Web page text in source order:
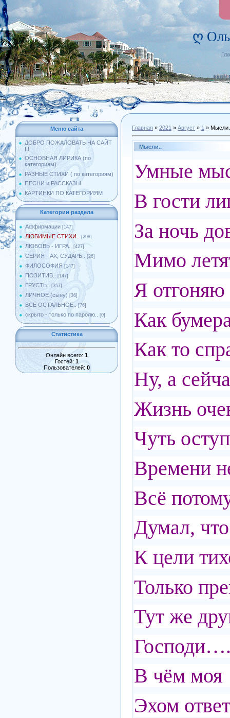
ღ
Меню сайта
ДОБРО ПОЖАЛОВАТЬ НА САЙТ
!!!
ОСНОВНАЯ ЛИРИКА (по
категориям)
РАЗНЫЕ СТИХИ ( по категориям)
ПЕСНИ и РАССКАЗЫ
КАРТИНКИ ПО КАТЕГОРИЯМ
Категории раздела
Аффирмации [147]
ЛЮБИМЫЕ СТИХИ.. [298]
ЛЮБОВЬ - ИГРА.. [427]
СЕРИЯ - АХ, СУДАРЬ.. [26]
ФИЛОСОФИЯ [147]
ПОЗИТИВ.. [147]
ГРУСТЬ.. [357]
ЛИЧНОЕ (сыну) [36]
ВСЁ ОСТАЛЬНОЕ.. [76]
скрыто - только по паролю.. [0]
Статистика
Онлайн всего: 1
Гостей: 1
Пользователей: 0
Главная » 2021 » Август » 1 »
Мысли..
Умные
В гости
За ночь
Мимо
Я
Как
Как то
Ну, а
Жизнь
Чуть
Времени
Всё
Думал,
К цели
Только
Тут же
Господи….
В чём моя
Эхом